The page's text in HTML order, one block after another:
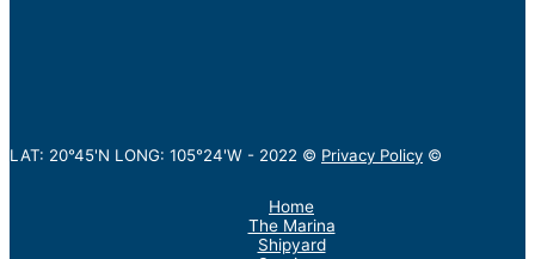
LAT: 20°45'N LONG: 105°24'W - 2022 © Privacy Policy ©
Home
The Marina
Shipyard